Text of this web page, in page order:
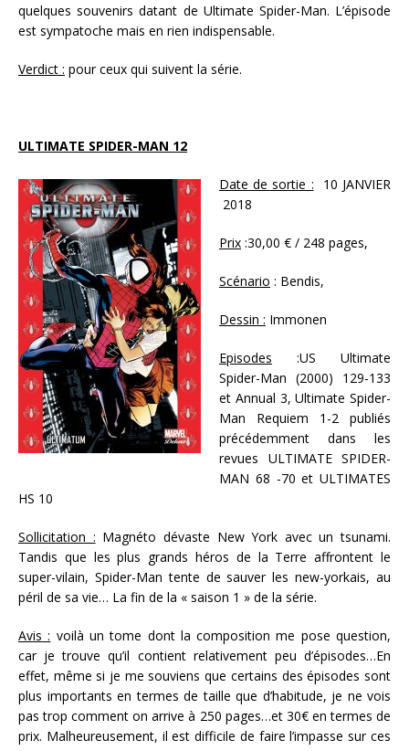
quelques souvenirs datant de Ultimate Spider-Man. L’épisode
est sympatoche mais en rien indispensable.
Verdict : pour ceux qui suivent la série.
ULTIMATE SPIDER-MAN 12
Date de sortie : 10 JANVIER
2018
Prix :30,00 € / 248 pages,
Scénario : Bendis,
Dessin : Immonen
Episodes :US Ultimate
Spider-Man (2000) 129-133
et Annual 3, Ultimate Spider-
Man Requiem 1-2 publiés
précédemment dans les
revues ULTIMATE SPIDER-
MAN 68 -70 et ULTIMATES
HS 10
Sollicitation : Magnéto dévaste New York avec un tsunami.
Tandis que les plus grands héros de la Terre affrontent le
super-vilain, Spider-Man tente de sauver les new-yorkais, au
péril de sa vie… La fin de la « saison 1 » de la série.
Avis : voilà un tome dont la composition me pose question,
car je trouve qu’il contient relativement peu d’épisodes…En
effet, même si je me souviens que certains des épisodes sont
plus importants en termes de taille que d’habitude, je ne vois
pas trop comment on arrive à 250 pages…et 30€ en termes de
prix. Malheureusement, il est difficile de faire l’impasse sur ces